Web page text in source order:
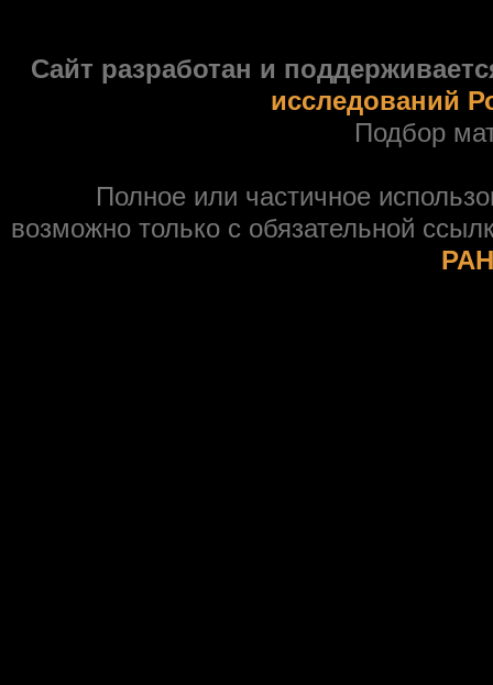
Сайт разработан и
исследований
Подбор
Полное или частичное
возможно только с обязательной